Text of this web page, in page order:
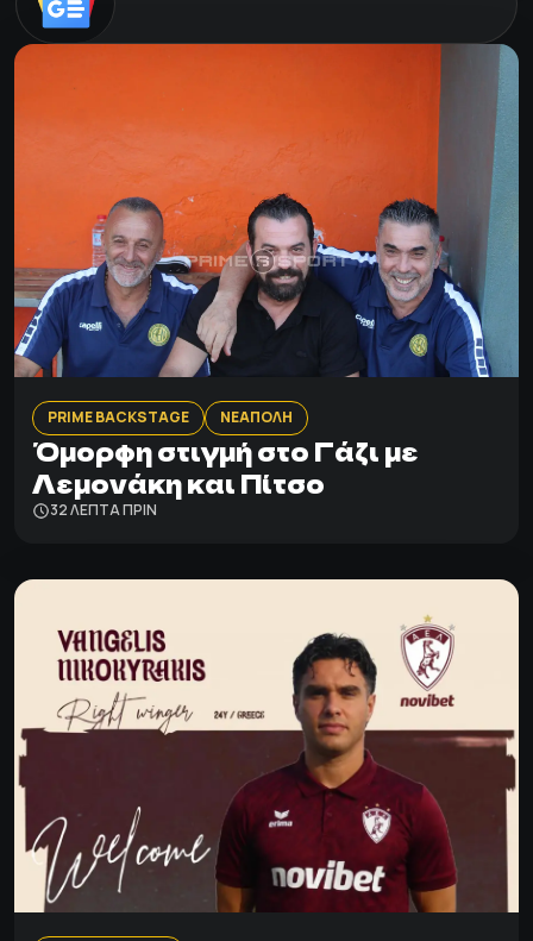
PRIME BACKSTAGE ΝΕΑΠΟΛΗ
Όμορφη στιγμή στο Γάζι με
Λεμονάκη και Πίτσο
32 ΛΕΠΤΑ ΠΡΙΝ